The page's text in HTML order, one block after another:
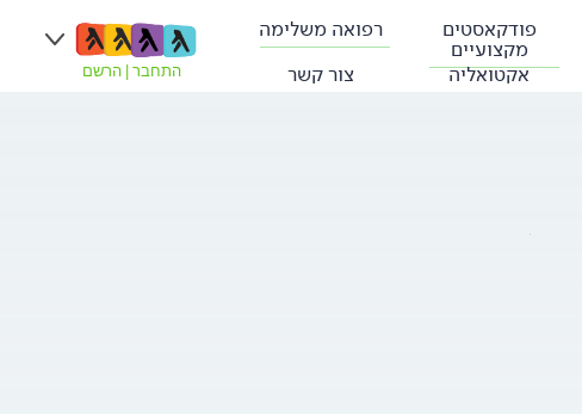
פודקאסטים
מקצועיים
רפואה משלימה
אקטואליה צור קשר התחבר הרשם